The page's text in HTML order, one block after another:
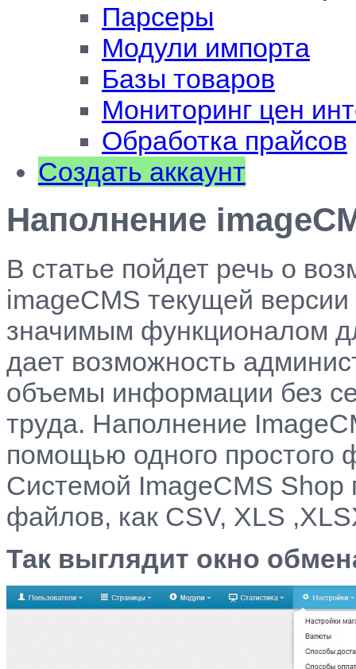
Парсеры
Модули импорта
Базы товаров
Мониторинг цен
Обработка прайсов
Создать аккаунт
Наполнение
В статье пойдет речь о
imageCMS текущей
значимым функционалом
дает возможность
объемы информации без
труда. Наполнение
помощью одного простого
Системой ImageCMS
файлов, как CSV, XLS
Так выглядит окно